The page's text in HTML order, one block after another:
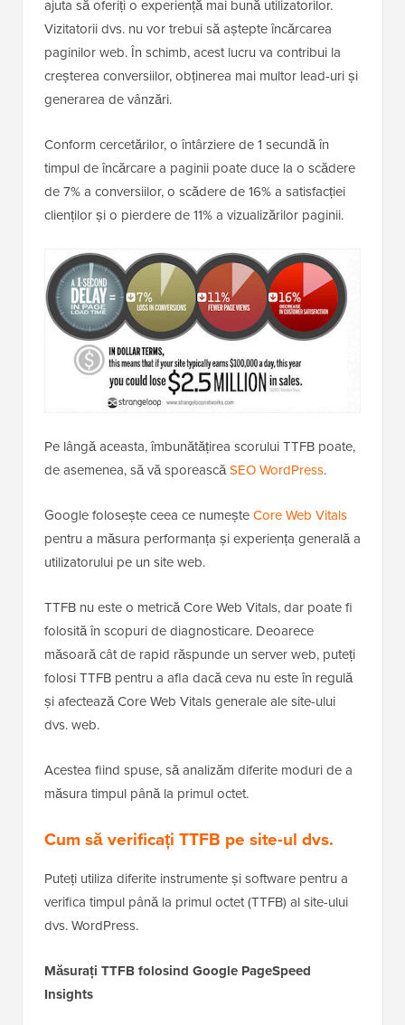
ajuta să oferiți o experiență mai bună utilizatorilor.
Vizitatorii dvs. nu vor trebui să aștepte încărcarea
paginilor web. În schimb, acest lucru va contribui la
creșterea conversiilor, obținerea mai multor lead-uri și
generarea de vânzări.
Conform cercetărilor, o întârziere de 1 secundă în
timpul de încărcare a paginii poate duce la o scădere
de 7% a conversiilor, o scădere de 16% a satisfacției
clienților și o pierdere de 11% a vizualizărilor paginii.
Pe lângă aceasta, îmbunătățirea scorului TTFB poate,
de asemenea, să vă sporeascăSEO WordPress.
Google folosește ceea ce numeșteCore Web Vitals
pentru a măsura performanța și experiența generală a
utilizatorului pe un site web.
TTFB nu este o metrică Core Web Vitals, dar poate fi
folosită în scopuri de diagnosticare. Deoarece
măsoară cât de rapid răspunde un server web, puteți
folosi TTFB pentru a afla dacă ceva nu este în regulă
și afectează Core Web Vitals generale ale site-ului
dvs. web.
Acestea fiind spuse, să analizăm diferite moduri de a
măsura timpul până la primul octet.
Cum să verificați TTFB pe site-ul dvs.
Puteți utiliza diferite instrumente și software pentru a
verifica timpul până la primul octet (TTFB) al site-ului
dvs. WordPress.
Măsurați TTFB folosind Google PageSpeed
Insights